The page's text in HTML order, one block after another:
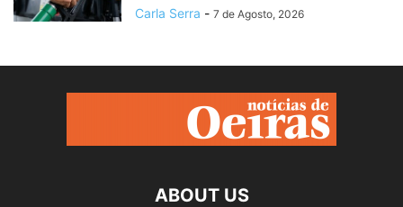
Carla Serra - 7 de Agosto, 2026
ABOUT US